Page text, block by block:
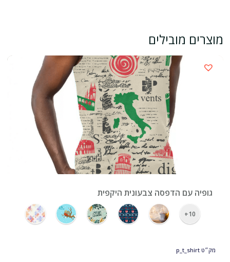
מוצרים מובילים
גופיה עם הדפסה צבעונית היקפית
10+
מק״טp_t_shirt